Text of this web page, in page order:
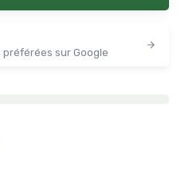
sur Google